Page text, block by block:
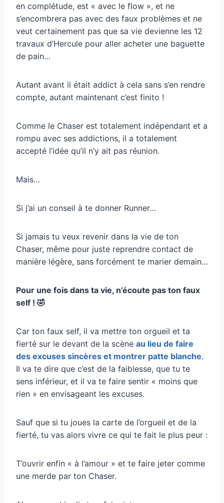
en complétude, est « avec le flow », et ne
s’encombrera pas avec des faux problèmes et ne
veut certainement pas que sa vie devienne les 12
travaux d’Hercule pour aller acheter une baguette
de pain…
Autant avant il était addict à cela sans s’en rendre
compte, autant maintenant c’est finito !
Comme le Chaser est totalement indépendant et a
rompu avec ses addictions, il a totalement
accepté l’idée qu’il n’y ait pas réunion.
Mais…
Si j’ai un conseil à te donner Runner…
Si jamais tu veux revenir dans la vie de ton
Chaser, même pour juste reprendre contact de
manière légère, sans forcément te marier demain…
Pour une fois dans ta vie, n’écoute pas ton faux
self ! 🤣
Car ton faux self, il va mettre ton orgueil et ta
fierté sur le devant de la scène au lieu de faire
des excuses sincères et montrer patte blanche.
Il va te dire que c’est de la faiblesse, que tu te
sens inférieur, et il va te faire sentir « moins que
rien » en envisageant les excuses.
Sauf que si tu joues la carte de l’orgueil et de la
fierté, tu vas alors vivre ce qui te fait le plus peur :
T’ouvrir enfin « à l’amour » et te faire jeter comme
une merde par ton Chaser.